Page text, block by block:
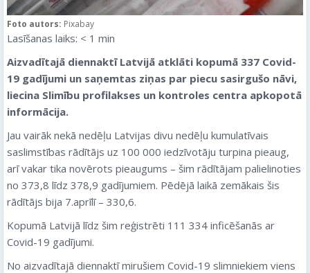
Foto autors: Pixabay
Lasīšanas laiks: < 1 min
Aizvadītajā diennaktī Latvijā atklāti kopumā 337 Covid-
19 gadījumi un saņemtas ziņas par piecu sasirgušo nāvi,
liecina Slimību profilakses un kontroles centra apkopotā
informācija.
Jau vairāk nekā nedēļu Latvijas divu nedēļu kumulatīvais
saslimstības rādītājs uz 100 000 iedzīvotāju turpina pieaug,
arī vakar tika novērots pieaugums – šim rādītājam palielinoties
no 373,8 līdz 378,9 gadījumiem. Pēdējā laikā zemākais šis
rādītājs bija 7.aprīlī – 330,6.
Kopumā Latvijā līdz šim reģistrēti 111 334 inficēšanās ar
Covid-19 gadījumi.
No aizvadītajā diennaktī mirušiem Covid-19 slimniekiem viens